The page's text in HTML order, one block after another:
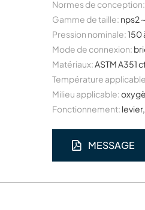
Normes de conception:
Gamme de taille: nps2
Pression nominale:150
Mode de connexion:
Matériaux: ASTM A351
Température
Milieu applicable:
Fonctionnement:
MESSAGE